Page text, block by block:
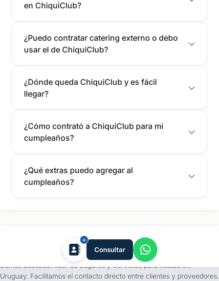
en ChiquiClub?
¿Puedo contratar catering externo o debo
usar el de ChiquiClub?
¿Dónde queda ChiquiClub y es fácil
llegar?
¿Cómo contrató a ChiquiClub para mi
cumpleaños?
¿Qué extras puedo agregar al
cumpleaños?
Consultar
tufiesta.com.uy
Somos buscador líder de Lugares y Servicios para fiestas en
Uruguay. Facilitamos el contacto directo entre clientes y proveedores.